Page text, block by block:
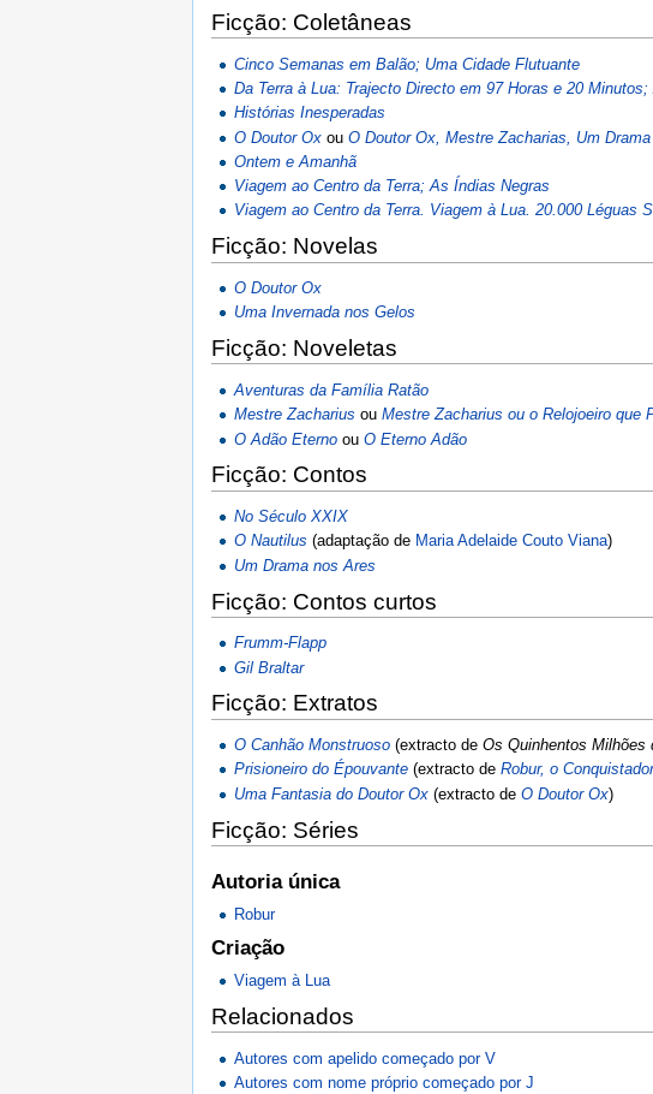
Ficção: Coletâneas
Cinco Semanas em Balão; Uma Cidade Flutuante
Da Terra à Lua: Trajecto Directo em 97 Horas e 20
Histórias Inesperadas
O Doutor Ox ouO Doutor Ox, Mestre Zacharias, Um
Ontem e Amanhã
Viagem ao Centro da Terra; As Índias Negras
Viagem ao Centro da Terra. Viagem à Lua. 20.000 Léguas
Ficção: Novelas
O Doutor Ox
Uma Invernada nos Gelos
Ficção: Noveletas
Aventuras da Família Ratão
Mestre Zacharius ouMestre Zacharius ou o Relojoeiro que
O Adão Eterno ouO Eterno Adão
Ficção: Contos
No Século XXIX
O Nautilus (adaptação de Maria Adelaide Couto Viana)
Um Drama nos Ares
Ficção: Contos curtos
Frumm-Flapp
Gil Braltar
Ficção: Extratos
O Canhão Monstruoso (extracto deOs Quinhentos Milhões
Prisioneiro do Épouvante (extracto deRobur, o
Uma Fantasia do Doutor Ox (extracto deO Doutor Ox)
Ficção: Séries
Autoria única
Robur
Criação
Viagem à Lua
Relacionados
Autores com apelido começado por V
Autores com nome próprio começado por J